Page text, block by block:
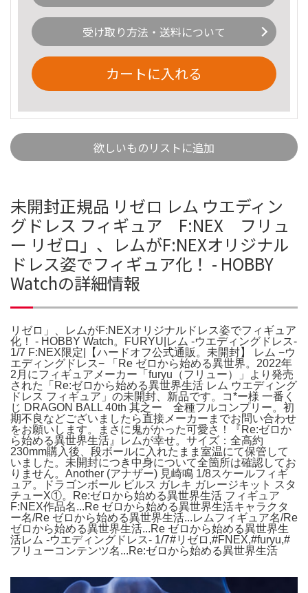
受け取り方法・送料について
カートに入れる
欲しいものリストに追加
未開封正規品 リゼロ レム ウエディン
グドレス フィギュア F:NEX フリュ
ー リゼロ」、レムがF:NEXオリジナル
ドレス姿でフィギュア化！ - HOBBY
Watchの詳細情報
リゼロ」、レムがF:NEXオリジナルドレス姿でフィギュア
化！ - HOBBY Watch。FURYU|レム -ウエディングドレス-
1/7 F:NEX限定|【ハードオフ公式通販。未開封】 レム −ウ
エディングドレス− 「Re ゼロから始める異世界。2022年
2月にフィギュアメーカー「furyu（フリュー）」より発売
された「Re:ゼロから始める異世界生活 レム ウエディング
ドレス フィギュア」の未開封、新品です。コ*ー様 一番く
じ DRAGON BALL 40th 其之ー 全種フルコンプリー。初
期不良などございましたら直接メーカーまでお問い合わせ
をお願いします。まさに鬼がかった可愛さ！『Re:ゼロか
ら始める異世界生活』レムが幸せ。サイズ：全高約
230mm購入後、段ボールに入れたまま室温にて保管して
いました。未開封につき中身について全箇所は確認してお
りません。Another (アナザー) 見崎鳴 1/8スケールフィギ
ュア。ドラゴンボール ビルス ガレキ ガレージキット スタ
チューX①。Re:ゼロから始める異世界生活 フィギュア
F:NEX作品名...Re ゼロから始める異世界生活キャラクタ
ー名/Re ゼロから始める異世界生活...レムフィギュア名/Re
ゼロから始める異世界生活...Re ゼロから始める異世界生
活レム -ウエディングドレス- 1/7#リゼロ,#FNEX,#furyu,#
フリューコンテンツ名...Re:ゼロから始める異世界生活